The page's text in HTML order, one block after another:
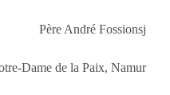
Père André Fossionsj
Dame de la Paix, Namur